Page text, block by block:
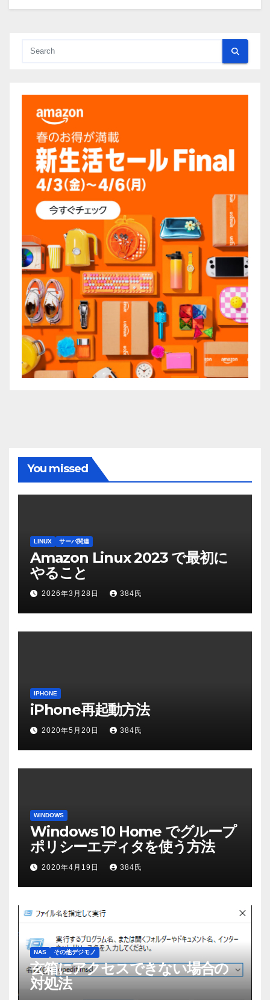
You missed
LINUX サーバ関連
Amazon Linux 2023 で最初に
やること
2026年3月28日 384氏
IPHONE
iPhone再起動方法
2020年5月20日 384氏
WINDOWS
Windows 10 Home でグループ
ポリシーエディタを使う方法
2020年4月19日 384氏
NAS その他デジモノ
玄箱にアクセスできない場合の
対処法